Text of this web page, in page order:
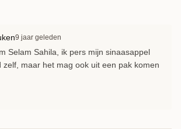
9 jaar geleden
Selam Sahila, ik pers mijn sinaasappel
zelf, maar het mag ook uit een pak komen